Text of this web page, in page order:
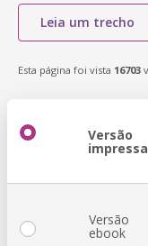
Leia um trecho
Esta página foi vista 16703
Versão
impressa
Versão
ebook